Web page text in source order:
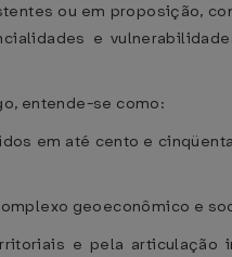
ou em proposição,
e
entende-se como:
em até cento e
geoeconômico e
e pela